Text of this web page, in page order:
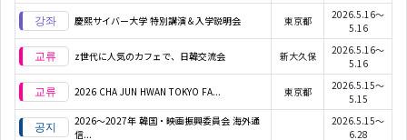
慶熙サイバー大学 特別講演＆入学説明会 東京都
2026.5.16～
5.16
z世代に人気のカフェで、日韓交流会 新大久保
2026.5.16～
5.16
2026 CHA JUN HWAN TOKYO FA... 東京都
2026.5.15～
5.15
2026〜2027年 韓国・映画振興委員会 海外通
信...
2026.5.15～
6.28